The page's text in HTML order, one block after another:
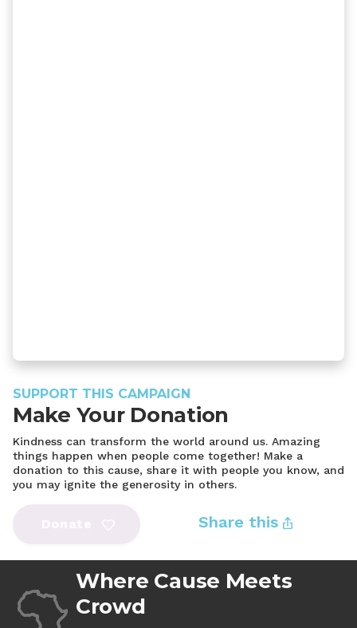
SUPPORT THIS CAMPAIGN
Make Your Donation
Kindness can transform the world around us. Amazing
things happen when people come together! Make a
donation to this cause, share it with people you know, and
you may ignite the generosity in others.
Share this
Where Cause Meets
Crowd